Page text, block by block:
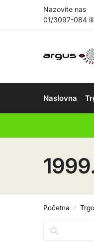
Nazovite nas
01/3097-084 ili
Naslovna
Početna /